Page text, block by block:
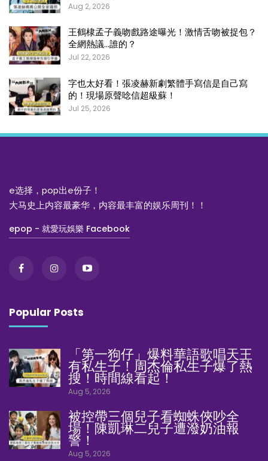
Aug 2, 2026
王鶴棣孟子義吻戲路途曝光！激情舌吻被捉包？
全網熱議…誰的？
Jul 22, 2026
字也太好看！張凌赫新劇繁體手寫信是自己寫
的！現場原聲唸信超級蘇！
Jul 25, 2026
e选择，pop出e份子！
大马史上内容最豪华，内容最丰富的娱乐周刊！！
epop - 就愛玩娛樂 Facebook
Popular Posts
「第一狗仔」爆料華語歌唱天王
有私生子！周杰倫私生子爆了熱
搜！時間線看起！
Aug 5, 2026
被控帶三個兒子看蜘蛛俠吵全
場！陳凱琳二兒子遭潑奶油報
警！
Aug 5, 2026